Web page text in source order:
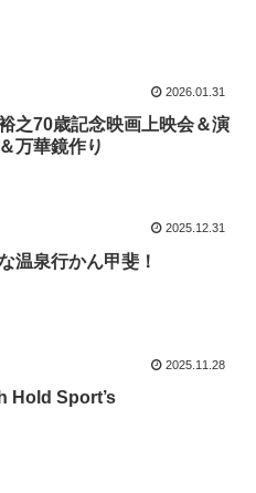
2026.01.31
之70歳記念映画上映会＆演
万華鏡作り
2025.12.31
温泉行かん甲斐！
2025.11.28
Hold Sport’s